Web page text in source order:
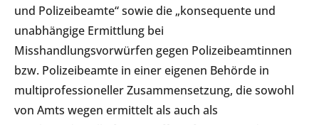
und Polizeibeamte“ sowie die „konsequente und
unabhängige Ermittlung bei
Misshandlungsvorwürfen gegen Polizeibeamtinnen
bzw. Polizeibeamte in einer eigenen Behörde in
multiprofessioneller Zusammensetzung, die sowohl
von Amts wegen ermittelt als auch als